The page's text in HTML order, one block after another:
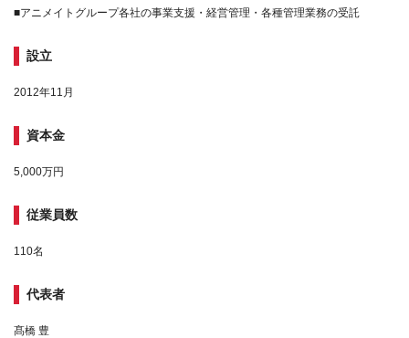
■アニメイトグループ各社の事業支援・経営管理・各種管理業務の受託
設立
2012年11月
資本金
5,000万円
従業員数
110名
代表者
髙橋 豊